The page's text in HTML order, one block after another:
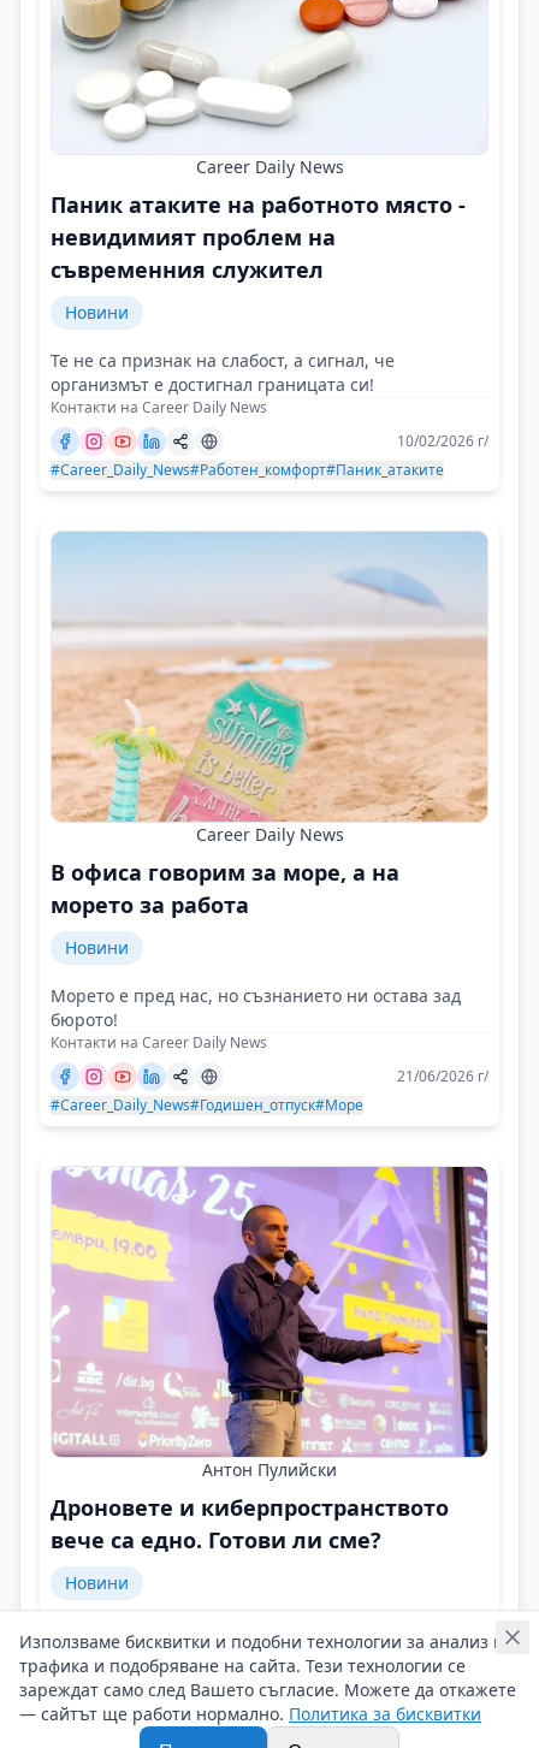
Career Daily News
Паник атаките на работното място -
невидимият проблем на
съвременния служител
Новини
Те не са признак на слабост, а сигнал, че
организмът е достигнал границата си!
Контакти на Career Daily News
10/02/2026 г/
#Career_Daily_News#Работен_комфорт#Паник_атаките
Career Daily News
В офиса говорим за море, а на
морето за работа
Новини
Морето е пред нас, но съзнанието ни остава зад
бюрото!
Контакти на Career Daily News
21/06/2026 г/
#Career_Daily_News#Годишен_отпуск#Море
Антон Пулийски
Дроновете и киберпространството
вече са едно. Готови ли сме?
Новини
Технологиите не са опасни. Опасно е незнанието!
Контакти на Антон Пулийски
02/02/2026 г/
#Антон_Пулийски#Обединено_Дрон_Общество #Кибер_КЛУБ
Използваме бисквитки и подобни технологии за анализ на
трафика и подобряване на сайта. Тези технологии се
зареждат само след Вашето съгласие. Можете да откажете
— сайтът ще работи нормално. Политика за бисквитки